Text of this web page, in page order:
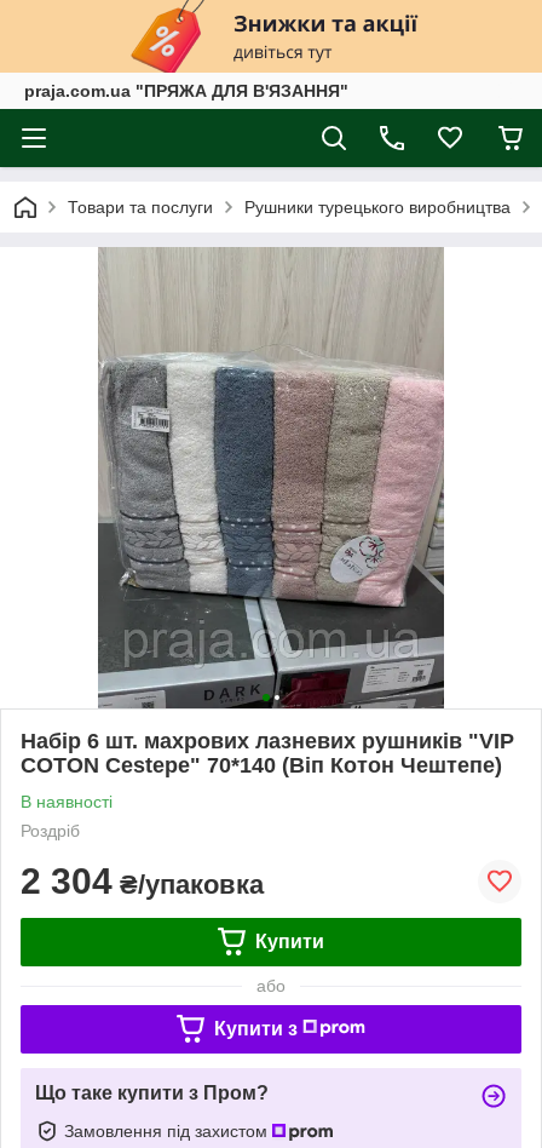
praja.com.ua "ПРЯЖА ДЛЯ В'ЯЗАННЯ"
Товари та послуги Рушники турецького виробництва
Набір 6 шт. махрових лазневих рушників "VIP
COTON Cestepe" 70*140 (Віп Котон Чештепе)
В наявності
Роздріб
2 304 ₴/упаковка
Купити
або
Купити з
Що таке купити з Пром?
Замовлення під захистом